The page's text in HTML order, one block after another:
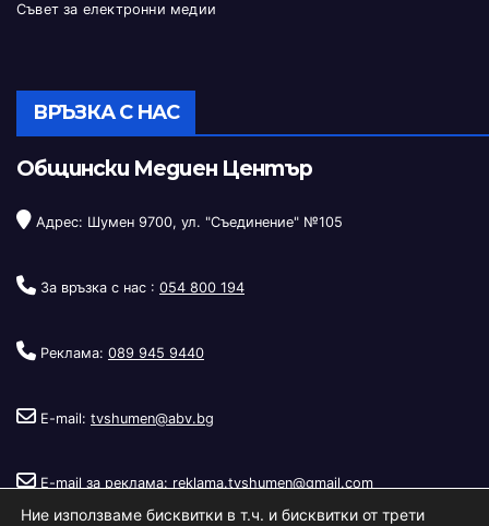
Съвет за електронни медии
ВРЪЗКА С НАС
Общински Медиен Център
Адрес: Шумен 9700, ул. "Съединение" №105
За връзка с нас : 054 800 194
Реклама: 089 945 9440
E-mail: tvshumen@abv.bg
E-mail за реклама: reklama.tvshumen@gmail.com
Ние използваме бисквитки в т.ч. и бисквитки от трети